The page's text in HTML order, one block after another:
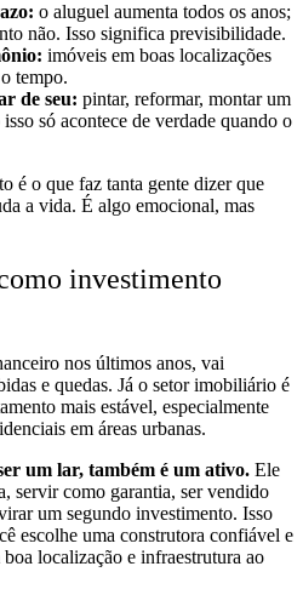
o aluguel aumenta todos os anos;
não. Isso significa previsibilidade.
imóveis em boas localizações
tempo.
de seu: pintar, reformar, montar um
só acontece de verdade quando o
é o que faz tanta gente dizer que
a vida. É algo emocional, mas
investimento
nos últimos anos, vai
e quedas. Já o setor imobiliário é
mais estável, especialmente
em áreas urbanas.
um lar, também é um ativo. Ele
servir como garantia, ser vendido
um segundo investimento. Isso
escolhe uma construtora confiável e
localização e infraestrutura ao